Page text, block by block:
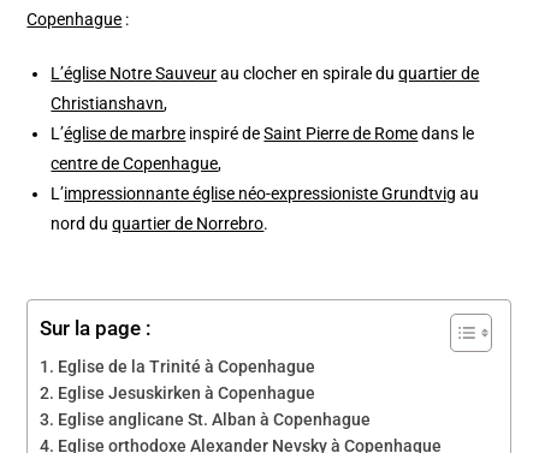
Copenhague :
L’église Notre Sauveurau clocher en spirale duquartier de
Christianshavn,
L’église de marbre inspiré deSaint Pierre de Romedans le
centre de Copenhague,
L’impressionnante église néo-expressioniste Grundtvig au
nord duquartier de Norrebro.
Sur la page :
Eglise de la Trinité à Copenhague
Eglise Jesuskirken à Copenhague
Eglise anglicane St. Alban à Copenhague
Eglise orthodoxe Alexander Nevsky à Copenhague